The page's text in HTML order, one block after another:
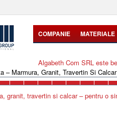
COMPANIE MATERIALE
Algabeth Com SRL este
– Marmura, Granit, Travertin Si
granit, travertin si calcar – pentru o